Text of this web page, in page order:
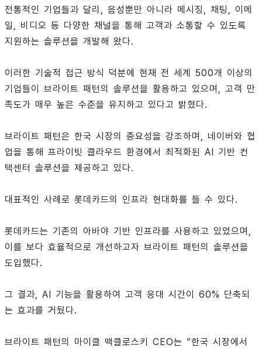
전통적인 기업들과 달리, 음성뿐만 아니라 메시징, 채팅, 이메
일, 비디오 등 다양한 채널을 통해 고객과 소통할 수 있도록
지원하는 솔루션을 개발해 왔다.
이러한 기술적 접근 방식 덕분에 현재 전 세계 500개 이상의
기업들이 브라이트 패턴의 솔루션을 활용하고 있으며, 고객 만
족도가 매우 높은 수준을 유지하고 있다고 밝혔다.
브라이트 패턴은 한국 시장의 중요성을 강조하며, 네이버와 협
업을 통해 프라이빗 클라우드 환경에서 최적화된 AI 기반 컨
택센터 솔루션을 제공하고 있다.
대표적인 사례로 롯데카드의 인프라 현대화를 들 수 있다.
롯데카드는 기존의 아바야 기반 인프라를 사용하고 있었으며,
이를 보다 효율적으로 개선하고자 브라이트 패턴의 솔루션을
도입했다.
그 결과, AI 기능을 활용하여 고객 응대 시간이 60% 단축되
는 효과를 거뒀다.
브라이트 패턴의 마이클 맥클로스키 CEO는 “한국 시장에서